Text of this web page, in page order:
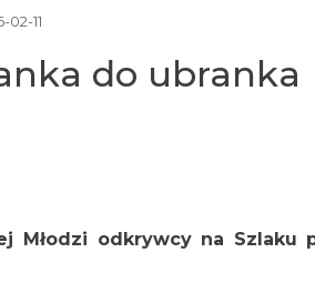
02-11
do ubranka
Młodzi odkrywcy na